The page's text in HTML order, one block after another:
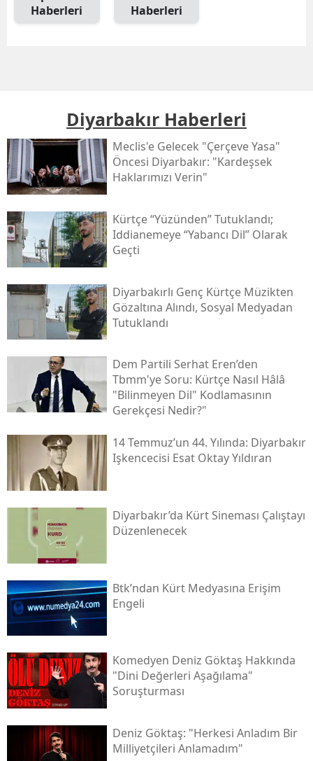
Haberleri
Haberleri
Diyarbakır Haberleri
Meclis'e Gelecek "çerçeve Yasa"
Öncesi Diyarbakır: "kardeşsek
Haklarımızı Verin"
Kürtçe “yüzünden” Tutuklandı;
Iddianemeye “yabancı Dil” Olarak
Geçti
Diyarbakırlı Genç Kürtçe Müzikten
Gözaltına Alındı, Sosyal Medyadan
Tutuklandı
Dem Partili Serhat Eren’den
Tbmm'ye Soru: Kürtçe Nasıl Hâlâ
"bilinmeyen Dil" Kodlamasının
Gerekçesi Nedir?"
14 Temmuz’un 44. Yılında: Diyarbakır
Işkencecisi Esat Oktay Yıldıran
Diyarbakır’da Kürt Sineması Çalıştayı
Düzenlenecek
Btk’ndan Kürt Medyasına Erişim
Engeli
Komedyen Deniz Göktaş Hakkında
"dini Değerleri Aşağılama"
Soruşturması
Deniz Göktaş: "herkesi Anladım Bir
Milliyetçileri Anlamadım"